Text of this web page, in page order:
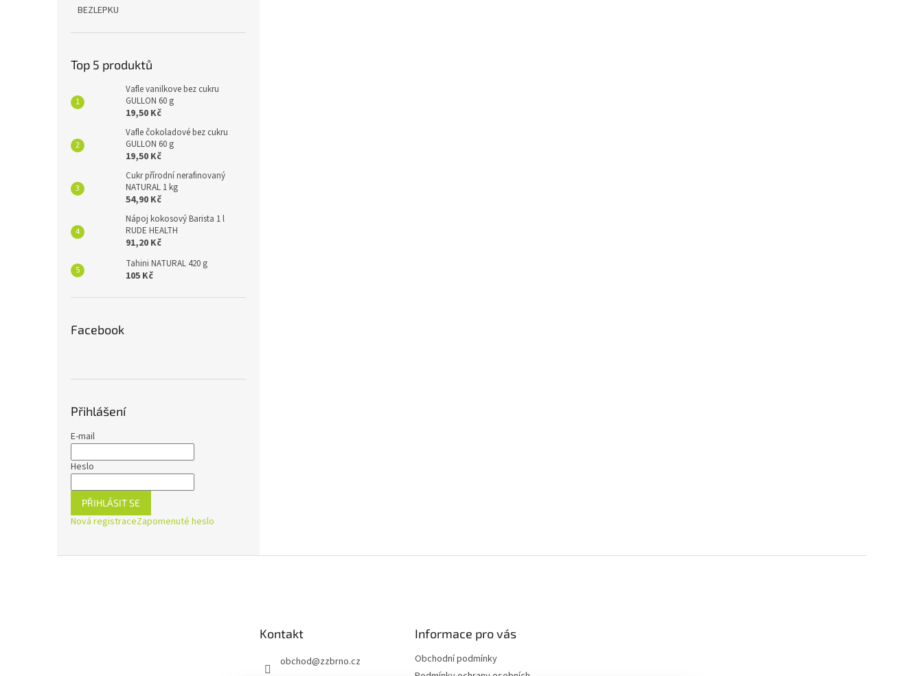
BEZLEPKU
Top 5 produktů
Vafle vanilkove bez cukru
GULLON 60 g
19,50 Kč
Vafle čokoladové bez cukru
GULLON 60 g
19,50 Kč
Cukr přírodní nerafinovaný
NATURAL 1 kg
54,90 Kč
Nápoj kokosový Barista 1 l
RUDE HEALTH
91,20 Kč
Tahini NATURAL 420 g
105 Kč
Facebook
Přihlášení
E-mail
Heslo
PŘIHLÁSIT SE
Nová registraceZapomenuté heslo
Kontakt
obchod@zzbrno.cz
Informace pro vás
Obchodní podmínky